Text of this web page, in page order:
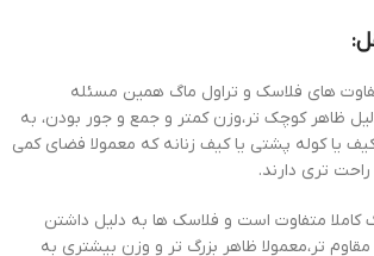
های فلاسک و تراول ماگ همین مسئله
ظاهر کوچک تر،وزن کمتر و جمع و جور بودن، به
یا کوله پشتی یا کیف زنانه که معمولا فضای کمی
تری دارند.
کاملا متفاوت است و فلاسک ها به دلیل داشتن
تر،معمولا ظاهر بزرگ تر و وزن بیشتری به